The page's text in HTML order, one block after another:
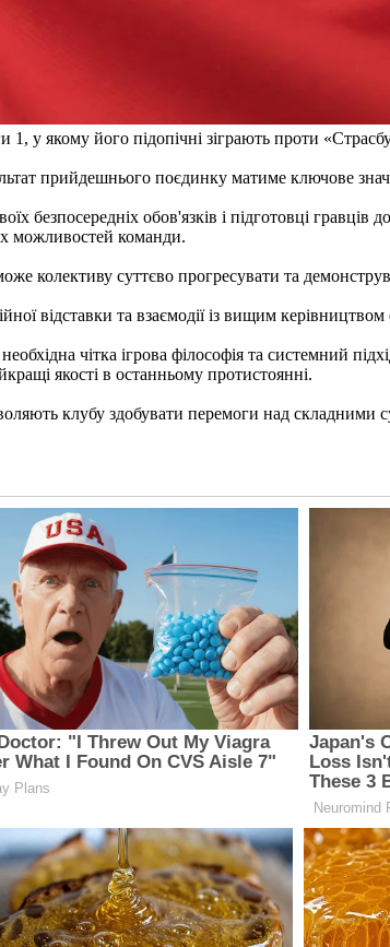
1, у якому його підопічні зіграють проти
прийдешнього поєдинку матиме ключове
безпосередніх обов'язків і підготовці гравців
можливостей команди.
суттєво прогресувати та
відставки та взаємодії із вищим
чітка ігрова філософія та системний
якості в останньому протистоянні.
клубу здобувати перемоги над складними